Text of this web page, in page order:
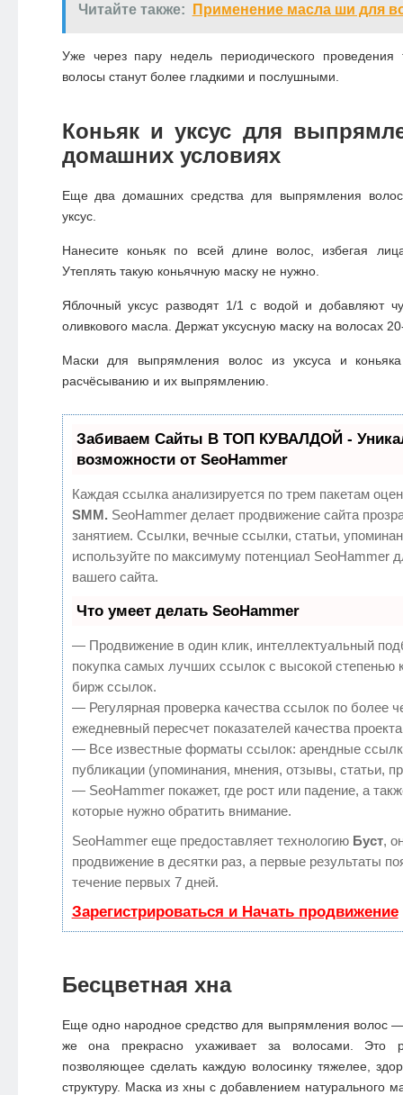
Читайте также: Применение масла ши для
Уже через пару недель периодического
волосы станут более гладкими и послушными.
Коньяк и уксус для
домашних условиях
Еще два домашних средства для выпрямления
уксус.
Нанесите коньяк по всей длине волос, избегая
Утеплять такую коньячную маску не нужно.
Яблочный уксус разводят 1/1 с водой и добавляют
оливкового масла. Держат уксусную маску на волосах
Маски для выпрямления волос из уксуса и коньяка
расчёсыванию и их выпрямлению.
Забиваем Сайты В ТОП КУВАЛДОЙ -
возможности от SeoHammer
Каждая ссылка анализируется по трем пакетам
SMM. SeoHammer делает продвижение сайта
занятием. Ссылки, вечные ссылки, статьи,
используйте по максимуму потенциал SeoHammer
вашего сайта.
Что умеет делать SeoHammer
— Продвижение в один клик, интеллектуальный
покупка самых лучших ссылок с высокой степенью
бирж ссылок.
— Регулярная проверка качества ссылок по более
ежедневный пересчет показателей качества
— Все известные форматы ссылок: арендные
публикации (упоминания, мнения, отзывы, статьи,
— SeoHammer покажет, где рост или падение, а
которые нужно обратить внимание.
SeoHammer еще предоставляет технологию Буст,
продвижение в десятки раз, а первые результаты
течение первых 7 дней.
Зарегистрироваться и Начать продвижение
Бесцветная хна
Еще одно народное средство для выпрямления волос
же она прекрасно ухаживает за волосами. Это
позволяющее сделать каждую волосинку тяжелее,
структуру. Маска из хны с добавлением натурального